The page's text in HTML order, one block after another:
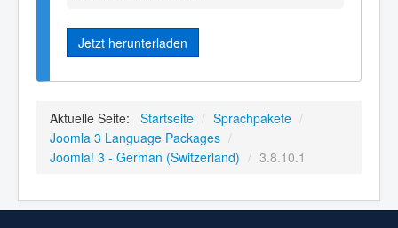
Jetzt herunterladen
Aktuelle Seite: Startseite / Sprachpakete /
Joomla 3 Language Packages /
Joomla! 3 - German (Switzerland) / 3.8.10.1